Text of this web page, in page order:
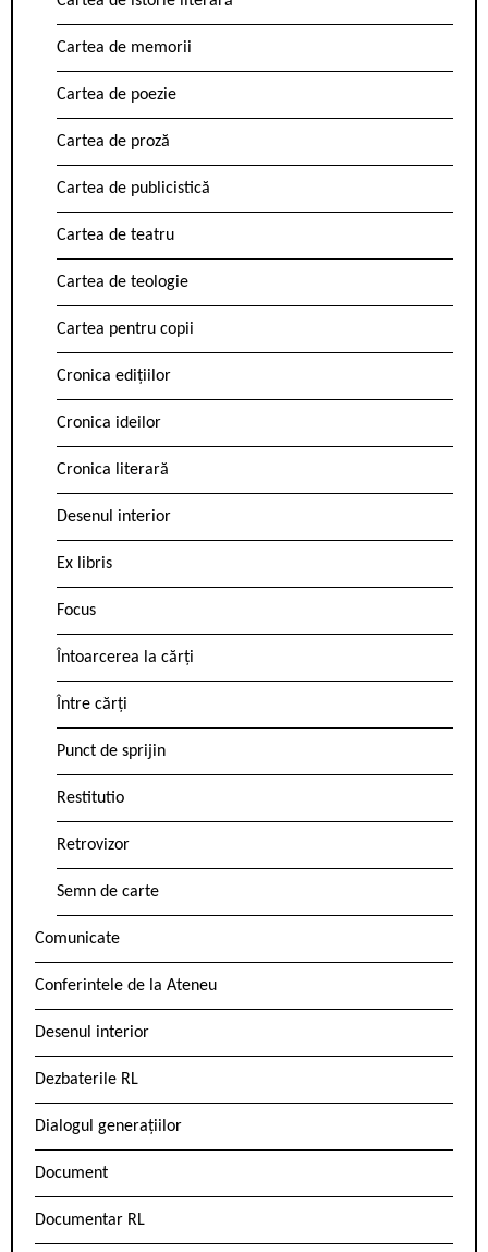
Cartea de memorii
Cartea de poezie
Cartea de proză
Cartea de publicistică
Cartea de teatru
Cartea de teologie
Cartea pentru copii
Cronica edițiilor
Cronica ideilor
Cronica literară
Desenul interior
Ex libris
Focus
Întoarcerea la cărți
Între cărți
Punct de sprijin
Restitutio
Retrovizor
Semn de carte
Comunicate
Conferintele de la Ateneu
Desenul interior
Dezbaterile RL
Dialogul generațiilor
Document
Documentar RL